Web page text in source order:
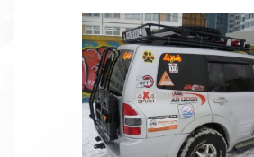
Вес багажника: ~ 30-35 кг
Информация по материалам:
Экспедиционный багажник
трубы диаметром - 25мм,
Внутренняя часть багажника
стальной сетки. Ячейка сетки -
толщиной прутка сетки - 4мм;
Багажник окрашен порошковой